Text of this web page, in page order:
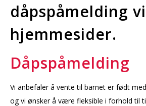
dåpspåmelding
hjemmesider.
Dåpspåmelding
Vi anbefaler å vente til barnet er født
og vi ønsker å være fleksible i forhold til